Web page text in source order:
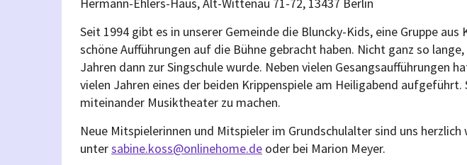
Hermann-Ehlers-Haus, Alt-Wittenau 71-72, 13437 Berlin
Seit 1994 gibt es in unserer Gemeinde die Bluncky-Kids, eine Gruppe
schöne Aufführungen auf die Bühne gebracht haben. Nicht ganz so
Jahren dann zur Singschule wurde. Neben vielen Gesangsaufführungen
vielen Jahren eines der beiden Krippenspiele am Heiligabend
miteinander Musiktheater zu machen.
Neue Mitspielerinnen und Mitspieler im Grundschulalter sind uns
untersabine.koss@onlinehome.de oder bei Marion Meyer.